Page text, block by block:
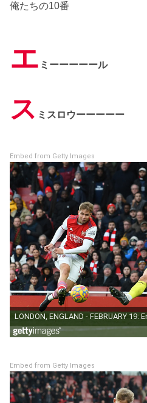
俺たちの10番
エ ミーーーーール
ス ミスロウーーーーー
Embed from Getty Images
Embed from Getty Images